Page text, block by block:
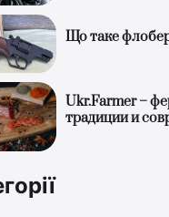
Що таке флобер
Ukr.Farmer –
традиции и